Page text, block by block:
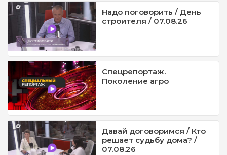
Надо поговорить / День
строителя / 07.08.26
Спецрепортаж.
Поколение агро
Давай договоримся / Кто
решает судьбу дома? /
07.08.26